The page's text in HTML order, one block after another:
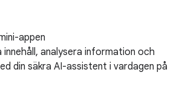
appen
innehåll, analysera information och
din säkra AI-assistent i vardagen på